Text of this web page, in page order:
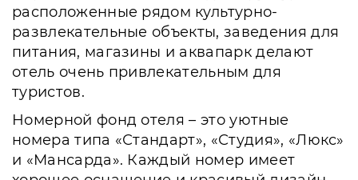
расположенные рядом культурно-
развлекательные объекты, заведения для
питания, магазины и аквапарк делают
отель очень привлекательным для
туристов.
Номерной фонд отеля – это уютные
номера типа «Стандарт», «Студия», «Люкс»
и «Мансарда». Каждый номер имеет